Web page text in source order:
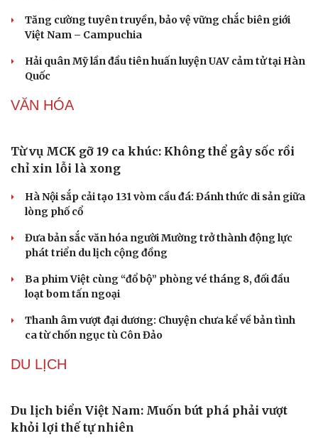
Giá cà phê hôm nay 7/8: Cà phê trong nước tiếp đà
tăng, lên mức 99.000 đồng/kg
Nhiều doanh nghiệp kinh doanh xăng dầu kém chất
lượng bị xử phạt hơn 1,7 tỷ đồng
Hầu hết các mặt hàng xăng dầu đều giảm từ 15h00
Vĩnh Long kiểm tra phát hiện 17 trường hợp kinh doanh
vàng, bạc, đá quý vi phạm
Giá bạc hôm nay: Giá bạc trong nước lên mức hơn 62
triệu đồng/kg
QUÂN SỰ - QUỐC PHÒNG
Mỹ bác thông tin thiếu hụt đạn dược sau nhiều
tháng giao tranh với Iran
Phê duyệt Kế hoạch bồi dưỡng kiến thức quốc phòng và
an ninh cho đối tượng 1
Bế mạc Vòng Chung kết Hội thao Công an Nhân dân
Tăng cường tuyên truyền, bảo vệ vững chắc biên giới
Việt Nam – Campuchia